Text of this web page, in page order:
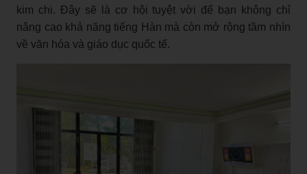
kim chi. Đây sẽ là cơ hội tuyệt vời để bạn không chỉ
nâng cao khả năng tiếng Hàn mà còn mở rộng tầm nhìn
về văn hóa và giáo dục quốc tế.